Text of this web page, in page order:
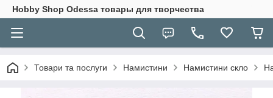
Hobbу Shop Odessa товары для творчества
Товари та послуги Намистини Намистини скло